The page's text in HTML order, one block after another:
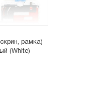
рамка)
(White)